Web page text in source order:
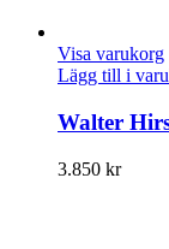
Visa varukorg
Lägg till i
Walter
3.850 kr